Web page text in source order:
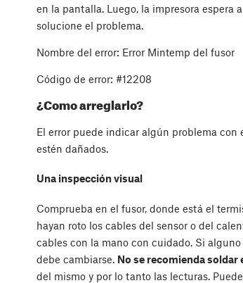
en la pantalla. Luego, la impresora espera
solucione el problema.
Nombre del error: Error Mintemp del fusor
Código de error: #12208
¿Como arreglarlo?
El error puede indicar algún problema
estén dañados.
Una inspección visual
Comprueba en el fusor, donde está el
hayan roto los cables del sensor o del
cables con la mano con cuidado. Si
debe cambiarse. No se recomienda soldar
del mismo y por lo tanto las lecturas.